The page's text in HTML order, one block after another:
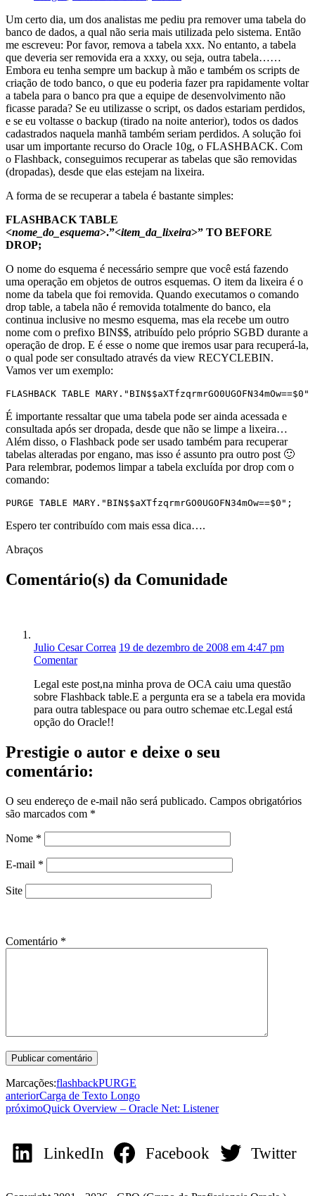
Um certo dia, um dos analistas me pediu pra remover uma tabela do
banco de dados, a qual não seria mais utilizada pelo sistema. Então
me escreveu: Por favor, remova a tabela xxx. No entanto, a tabela
que deveria ser removida era a xxxy, ou seja, outra tabela……
Embora eu tenha sempre um backup à mão e também os scripts de
criação de todo banco, o que eu poderia fazer pra rapidamente voltar
a tabela para o banco pra que a equipe de desenvolvimento não
ficasse parada? Se eu utilizasse o script, os dados estariam perdidos,
e se eu voltasse o backup (tirado na noite anterior), todos os dados
cadastrados naquela manhã também seriam perdidos. A solução foi
usar um importante recurso do Oracle 10g, o FLASHBACK. Com
o Flashback, conseguimos recuperar as tabelas que são removidas
(dropadas), desde que elas estejam na lixeira.
A forma de se recuperar a tabela é bastante simples:
FLASHBACK TABLE
<nome_do_esquema>.”<item_da_lixeira>” TO BEFORE
DROP;
O nome do esquema é necessário sempre que você está fazendo
uma operação em objetos de outros esquemas. O item da lixeira é o
nome da tabela que foi removida. Quando executamos o comando
drop table, a tabela não é removida totalmente do banco, ela
continua inclusive no mesmo esquema, mas ela recebe um outro
nome com o prefixo BIN$$, atribuído pelo próprio SGBD durante a
operação de drop. E é esse o nome que iremos usar para recuperá-la,
o qual pode ser consultado através da view RECYCLEBIN.
Vamos ver um exemplo:
FLASHBACK TABLE MARY."BIN$$aXTfzqrmrGO0UGOFN34mOw==$0"
É importante ressaltar que uma tabela pode ser ainda acessada e
consultada após ser dropada, desde que não se limpe a lixeira…
Além disso, o Flashback pode ser usado também para recuperar
tabelas alteradas por engano, mas isso é assunto pra outro post 🙂
Para relembrar, podemos limpar a tabela excluída por drop com o
comando:
PURGE TABLE MARY."BIN$$aXTfzqrmrGO0UGOFN34mOw==$0";
Espero ter contribuído com mais essa dica….
Abraços
Comentário(s) da Comunidade
Julio Cesar Correa 19 de dezembro de 2008 em 4:47 pm
Comentar
Legal este post,na minha prova de OCA caiu uma questão
sobre Flashback table.E a pergunta era se a tabela era movida
para outra tablespace ou para outro schemae etc.Legal está
opção do Oracle!!
Prestigie o autor e deixe o seu
comentário:
O seu endereço de e-mail não será publicado. Campos obrigatórios
são marcados com *
Nome *
E-mail *
Site
Comentário *
Marcações:flashbackPURGE
anteriorCarga de Texto Longo
próximoQuick Overview – Oracle Net: Listener
LinkedIn Facebook Twitter